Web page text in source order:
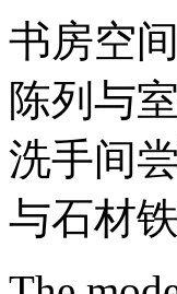
书房空
陈列与
洗手间
与石材